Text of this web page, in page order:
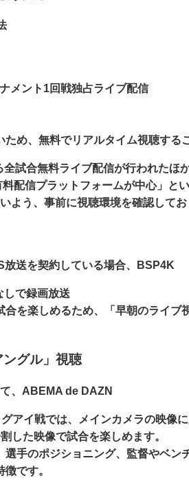
メント1回戦独占ライブ配信
め、無料でリアルタイム視聴する
試合無料ライブ配信が行われたほ
配信プラットフォームが中心」と
よう、事前に視聴環境を確認してお
送を契約している場合、 BSP4K
しで録画放送
を楽しめるため、「早朝のライブ
グル」視聴
、 ABEMA de DAZN
グアイ戦では、メインカメラの映像
した映像で試合を楽しめます。
手のポジショニング、監督やベン
です。